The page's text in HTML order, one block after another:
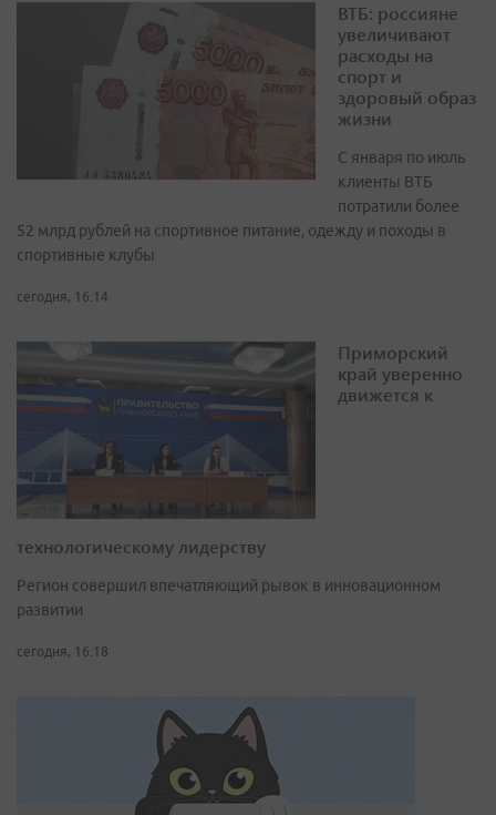
ВТБ: россияне
увеличивают
расходы на
спорт и
здоровый образ
жизни
С января по июль
клиенты ВТБ
потратили более
52 млрд рублей на спортивное питание, одежду и походы в
спортивные клубы
сегодня, 16:14
Приморский
край уверенно
движется к
технологическому лидерству
Регион совершил впечатляющий рывок в инновационном
развитии
сегодня, 16:18